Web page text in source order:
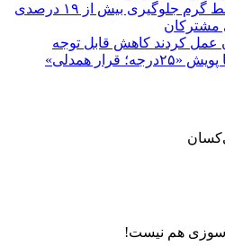
با استفاده از تعمیرات خط گرم جلوگیری بیش از ۱۹ درصدی
مشتركان
عمل کردند كاهش قابل توجه
همدلی»